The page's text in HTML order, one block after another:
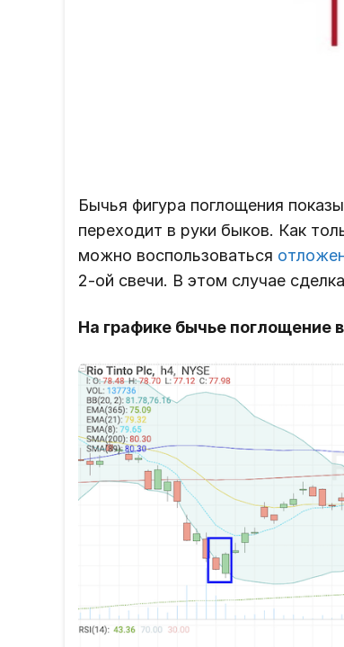
Бычья фигура поглощения
переходит в руки быков. Как
можно воспользоваться
2-ой свечи. В этом случае
На графике бычье поглощение